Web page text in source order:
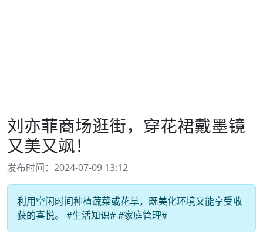
刘亦菲商场逛街，穿花裙戴墨镜
又美又飒！
发布时间：2024-07-09 13:12
利用空闲时间种植蔬菜或花草，既美化环境又能享受收
获的喜悦。 #生活知识# #家庭管理#